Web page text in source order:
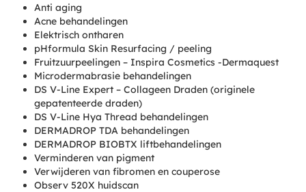
Anti aging
Acne behandelingen
Elektrisch ontharen
pHformula Skin Resurfacing / peeling
Fruitzuurpeelingen – Inspira Cosmetics -Dermaquest
Microdermabrasie behandelingen
DS V-Line Expert – Collageen Draden (originele
gepatenteerde draden)
DS V-Line Hya Thread behandelingen
DERMADROP TDA behandelingen
DERMADROP BIOBTX liftbehandelingen
Verminderen van pigment
Verwijderen van fibromen en couperose
Observ 520X huidscan